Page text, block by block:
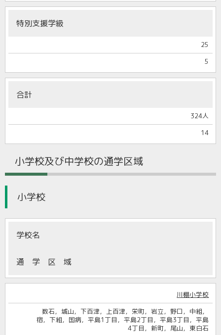
特別支援学級
25
5
合計
324人
14
小学校及び中学校の通学区域
小学校
学校名
通 学 区 域
川棚小学校
数石，城山，下百津，上百津，栄町，岩立，野口，中組，
宿，下組，国病，平島1丁目，平島2丁目，平島3丁目，平島
4丁目，新町，尾山，東白石